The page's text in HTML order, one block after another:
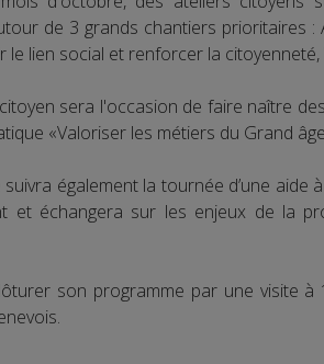
de 3 grands chantiers prioritaires :
le lien social et renforcer la
sera l'occasion de faire naître
«Valoriser les métiers du Grand
suivra également la tournée d’une aide
et échangera sur les enjeux de la
son programme par une visite à